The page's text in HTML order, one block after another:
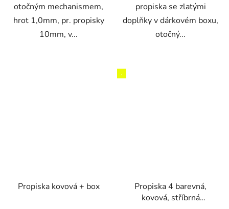
otočným mechanismem,
hrot 1,0mm, pr. propisky
10mm, v...
propiska se zlatými
doplňky v dárkovém boxu,
otočný...
Propiska kovová + box
,
Propiska 4 barevná,
kovová, stříbrná